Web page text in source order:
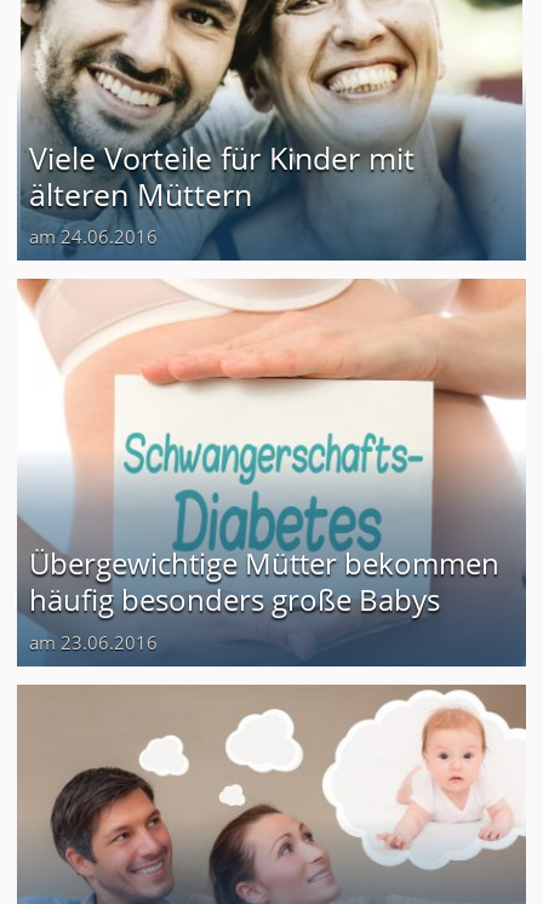
Viele Vorteile für Kinder mit
älteren Müttern
am 24.06.2016
Übergewichtige Mütter bekommen
häufig besonders große Babys
am 23.06.2016